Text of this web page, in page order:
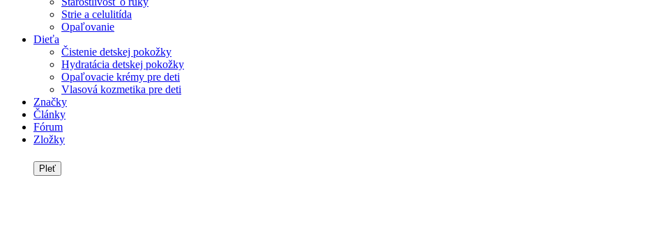
Strie a celulitída
Opaľovanie
Dieťa
Čistenie detskej pokožky
Hydratácia detskej pokožky
Opaľovacie krémy pre deti
Vlasová kozmetika pre deti
Značky
Články
Fórum
Zložky
Pleť